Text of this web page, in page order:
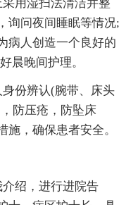
用湿扫法清洁并整
询问夜间睡眠等情况;
病人创造一个良好的
晨晚间护理。
份辨认(腕带、床头
防压疮，防坠床
，确保患者安全。
绍，进行进院告